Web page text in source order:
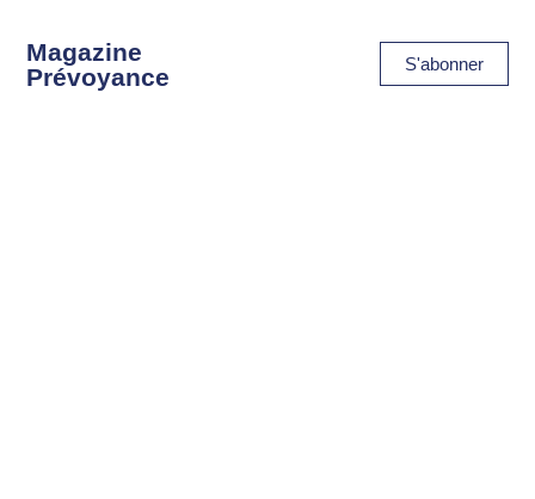
Magazine
Prévoyance
S'abonner